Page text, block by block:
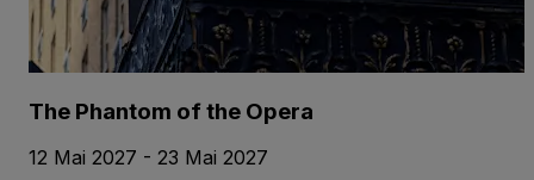
The Phantom of the Opera
12 Mai 2027 - 23 Mai 2027